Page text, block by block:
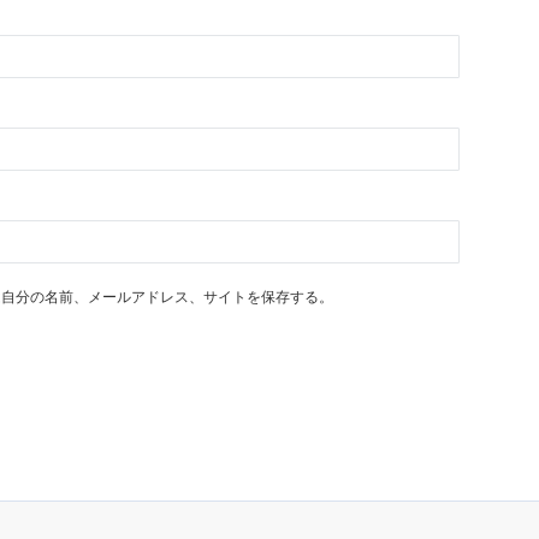
分の名前、メールアドレス、サイトを保存する。